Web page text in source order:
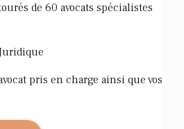
de 60 avocats spécialistes
pris en charge ainsi que vos